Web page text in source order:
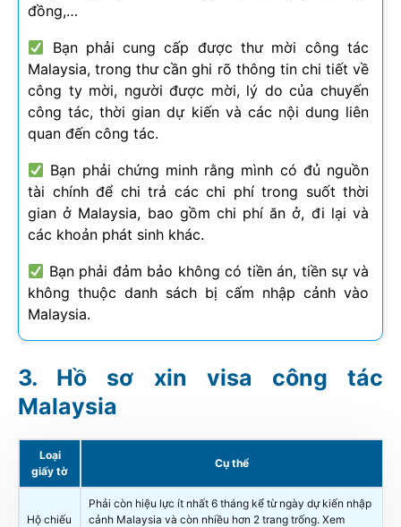
đồng,…
Bạn phải cung cấp được thư mời công tác
Malaysia, trong thư cần ghi rõ thông tin chi tiết về
công ty mời, người được mời, lý do của chuyến
công tác, thời gian dự kiến và các nội dung liên
quan đến công tác.
Bạn phải chứng minh rằng mình có đủ nguồn
tài chính để chi trả các chi phí trong suốt thời
gian ở Malaysia, bao gồm chi phí ăn ở, đi lại và
các khoản phát sinh khác.
Bạn phải đảm bảo không có tiền án, tiền sự và
không thuộc danh sách bị cấm nhập cảnh vào
Malaysia.
Hồ sơ xin visa công tác
Malaysia
Loại
giấy tờ
Cụ thể
Hộ chiếu
Phải còn hiệu lực ít nhất 6 tháng kể từ ngày dự kiến nhập
cảnh Malaysia và còn nhiều hơn 2 trang trống. Xem